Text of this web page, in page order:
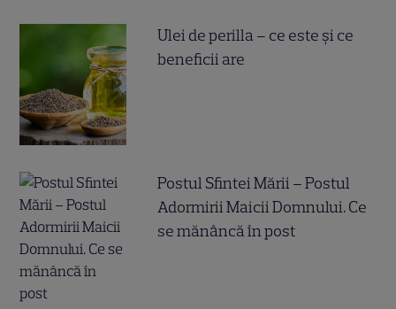
Ulei de perilla – ce este și ce
beneficii are
Postul Sfintei Mării – Postul
Adormirii Maicii Domnului. Ce
se mănâncă în post